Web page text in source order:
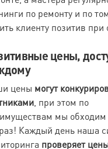
по ремонту и по
клиенту позитив
цены,
цены могут
, при этом по
мы обходим
Каждый день наша
проверяет